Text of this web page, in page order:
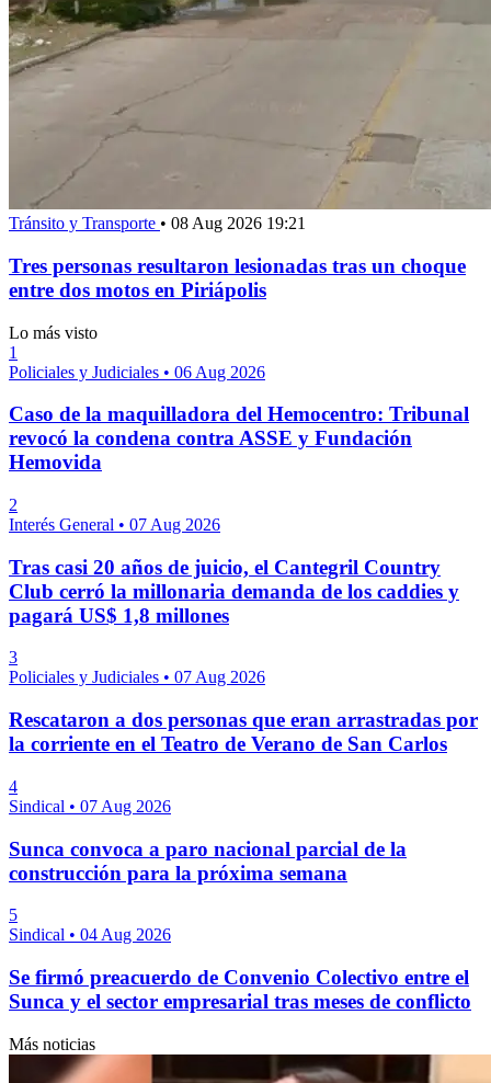
Tránsito y Transporte • 08 Aug 2026 19:21
Tres personas resultaron lesionadas tras un choque
entre dos motos en Piriápolis
Lo más visto
1
Policiales y Judiciales • 06 Aug 2026
Caso de la maquilladora del Hemocentro: Tribunal
revocó la condena contra ASSE y Fundación
Hemovida
2
Interés General • 07 Aug 2026
Tras casi 20 años de juicio, el Cantegril Country
Club cerró la millonaria demanda de los caddies y
pagará US$ 1,8 millones
3
Policiales y Judiciales • 07 Aug 2026
Rescataron a dos personas que eran arrastradas por
la corriente en el Teatro de Verano de San Carlos
4
Sindical • 07 Aug 2026
Sunca convoca a paro nacional parcial de la
construcción para la próxima semana
5
Sindical • 04 Aug 2026
Se firmó preacuerdo de Convenio Colectivo entre el
Sunca y el sector empresarial tras meses de conflicto
Más noticias